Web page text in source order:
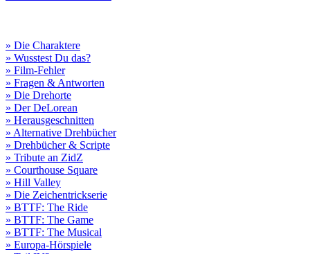
» Die Charaktere
» Wusstest Du das?
» Film-Fehler
» Fragen & Antworten
» Die Drehorte
» Der DeLorean
» Herausgeschnitten
» Alternative Drehbücher
» Drehbücher & Scripte
» Tribute an ZidZ
» Courthouse Square
» Hill Valley
» Die Zeichentrickserie
» BTTF: The Ride
» BTTF: The Game
» BTTF: The Musical
» Europa-Hörspiele